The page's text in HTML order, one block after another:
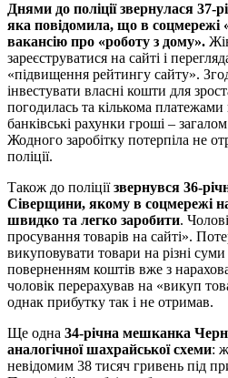
Днями до поліції звернулася
яка повідомила, що в соцмережі
вакансію про «роботу з дому».
зареєструватися на сайті і
«підвищення рейтингу сайту».
інвестувати власні кошти для
погодилась та кількома платежами
банківські рахунки гроші –
Жодного заробітку потерпіла не
поліції.
Також до поліціїзвернувся 36-
Сіверщини, якому в соцмережі
швидко та легко заробити.
просування товарів на сайті».
викуповувати товари на різні
поверненням коштів вже з
чоловік перерахував на «викуп
однак прибутку так і не отримав.
Ще одна 34-річна мешканка
аналогічної шахрайської схеми:
невідомим 38 тисяч гривень під